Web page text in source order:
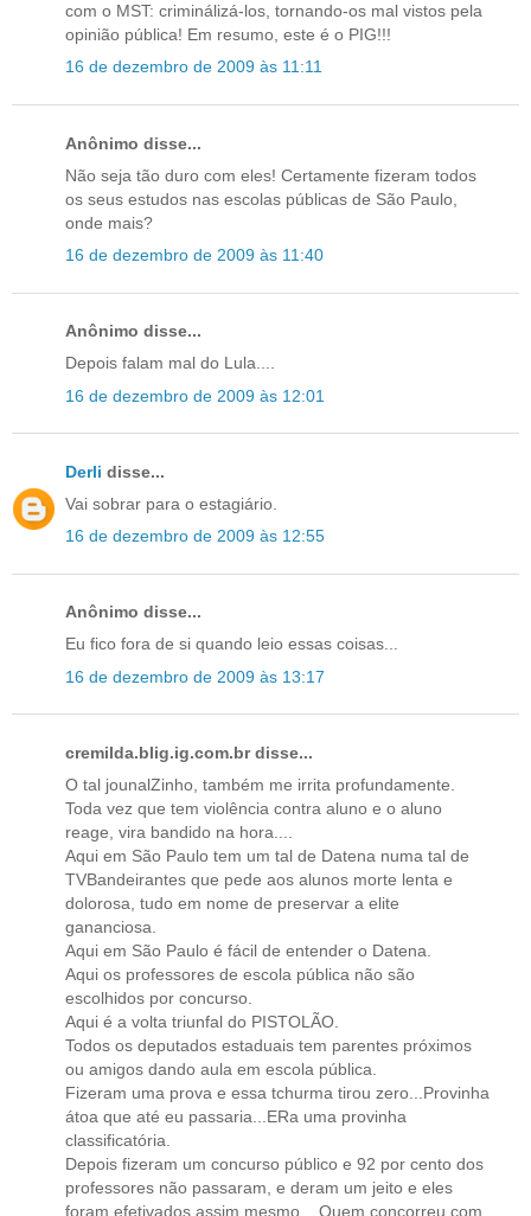
com o MST: criminálizá-los, tornando-os mal vistos pela
opinião pública! Em resumo, este é o PIG!!!
16 de dezembro de 2009 às 11:11
Anônimo disse...
Não seja tão duro com eles! Certamente fizeram todos
os seus estudos nas escolas públicas de São Paulo,
onde mais?
16 de dezembro de 2009 às 11:40
Anônimo disse...
Depois falam mal do Lula....
16 de dezembro de 2009 às 12:01
Derli disse...
Vai sobrar para o estagiário.
16 de dezembro de 2009 às 12:55
Anônimo disse...
Eu fico fora de si quando leio essas coisas...
16 de dezembro de 2009 às 13:17
cremilda.blig.ig.com.br disse...
O tal jounalZinho, também me irrita profundamente.
Toda vez que tem violência contra aluno e o aluno
reage, vira bandido na hora....
Aqui em São Paulo tem um tal de Datena numa tal de
TVBandeirantes que pede aos alunos morte lenta e
dolorosa, tudo em nome de preservar a elite
gananciosa.
Aqui em São Paulo é fácil de entender o Datena.
Aqui os professores de escola pública não são
escolhidos por concurso.
Aqui é a volta triunfal do PISTOLÃO.
Todos os deputados estaduais tem parentes próximos
ou amigos dando aula em escola pública.
Fizeram uma prova e essa tchurma tirou zero...Provinha
átoa que até eu passaria...ERa uma provinha
classificatória.
Depois fizeram um concurso público e 92 por cento dos
professores não passaram, e deram um jeito e eles
foram efetivados assim mesmo....Quem concorreu com